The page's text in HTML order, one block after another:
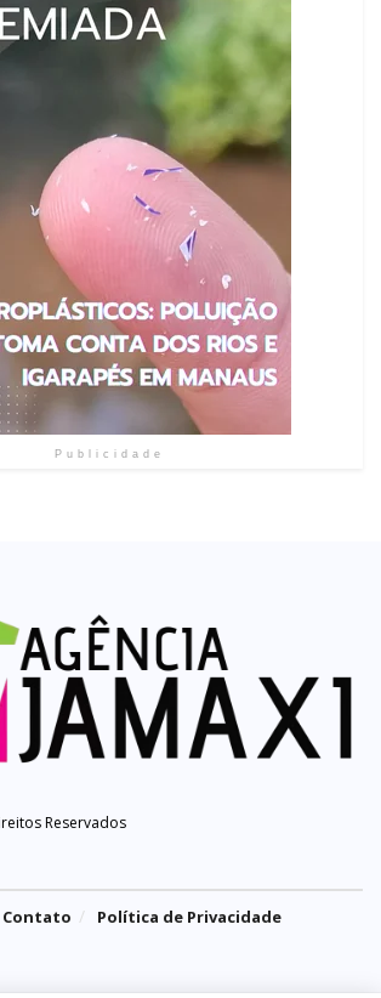
Publicidade
Reservados
Contato Política de Privacidade